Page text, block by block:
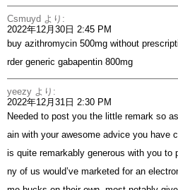
Csmuyd より:
2022年12月30日 2:45 PM
buy azithromycin 500mg without
rder generic gabapentin 800mg
yeezy より:
2022年12月31日 2:30 PM
Needed to post you the little remark so
ain with your awesome advice you have
is quite remarkably generous with you to
ny of us would’ve marketed for an